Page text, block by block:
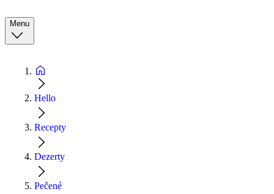
Menu
Hello
Recepty
Dezerty
Pečené